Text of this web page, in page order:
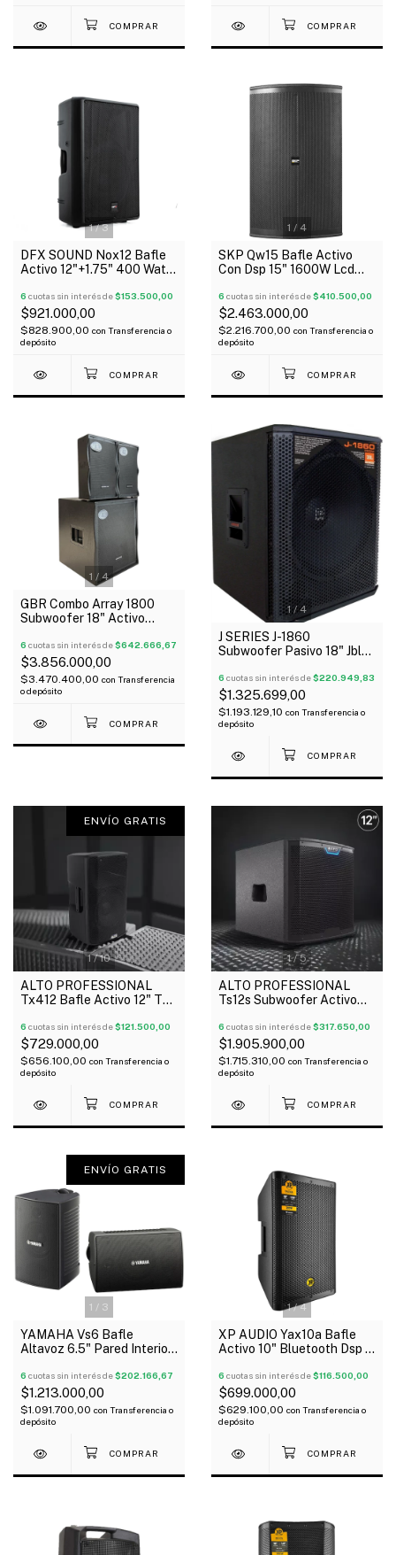
1/3
DFX SOUND Nox12 Bafle
Activo 12"+1.75" 400 Watts
6 cuotas sin interés de$153.500,00
$921.000,00
$828.900,00 con Transferencia o
depósito
1 / 4
SKP Qw15 Bafle Activo
Con Dsp 15" 1600W Lcd
6 cuotas sin interés de$410.500,00
$2.463.000,00
$2.216.700,00 con Transferencia o
depósito
1 / 4
GBR Combo Array 1800
Subwoofer 18" Activo
6 cuotas sin interés de$642.666,67
$3.856.000,00
$3.470.400,00 con Transferencia
o depósito
1/4
J SERIES J-1860
Subwoofer Pasivo 18" Jbl
6 cuotas sin interés de$220.949,83
$1.325.699,00
$1.193.129,10 con Transferencia o
depósito
1/10
ENVÍO GRATIS
ALTO PROFESSIONAL
Tx412 Bafle Activo 12" TX
Bluetooth
6 cuotas sin interés de$121.500,00
$729.000,00
$656.100,00 con Transferencia o
depósito
1/5
ALTO PROFESSIONAL
Ts12s Subwoofer Activo
6 cuotas sin interés de$317.650,00
$1.905.900,00
$1.715.310,00 con Transferencia o
depósito
1 / 3
ENVÍO GRATIS
YAMAHA Vs6 Bafle
Altavoz 6.5" Pared Interior
Ohms
6 cuotas sin interés de$202.166,67
$1.213.000,00
$1.091.700,00 con Transferencia o
depósito
1/4
XP AUDIO Yax10a Bafle
Activo 10" Bluetooth Dsp 4
6 cuotas sin interés de$116.500,00
$699.000,00
$629.100,00 con Transferencia o
depósito